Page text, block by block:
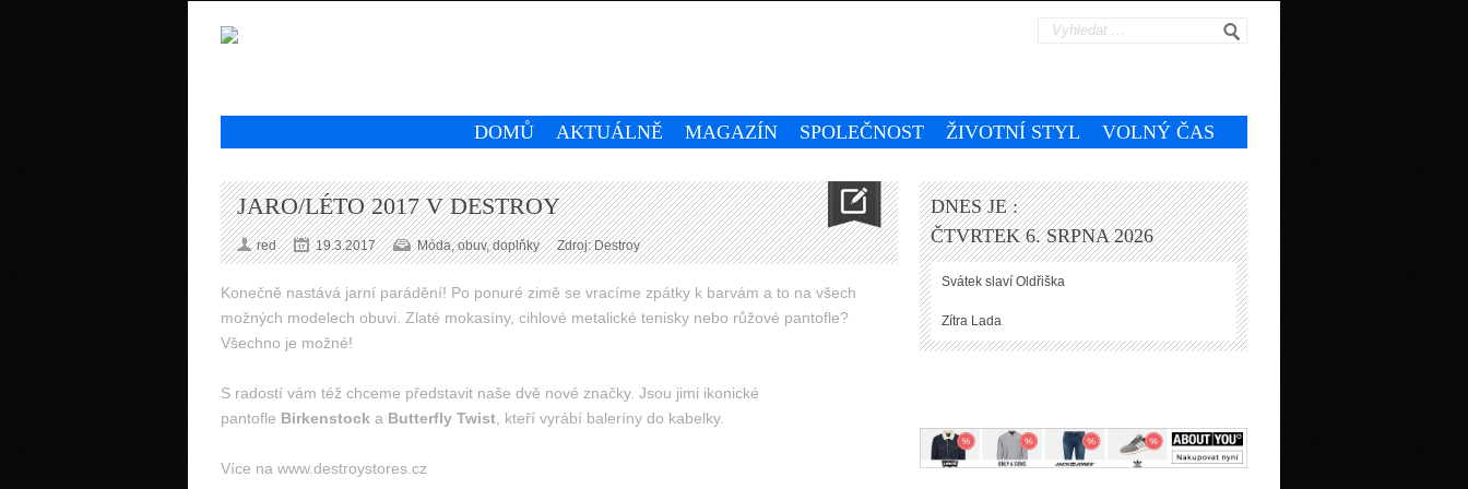
DOMŮ AKTUÁLNĚ MAGAZÍN SPOLEČNOST ŽIVOTNÍ STYL VOLNÝ ČAS
JARO/LÉTO 2017 V DESTROY
red Zdroj: Destroy
19.3.2017 Móda, obuv, doplňky
Konečně nastává jarní parádění! Po ponuré zimě se vracíme zpátky k barvám a to na všech
možných modelech obuvi. Zlaté mokasíny, cihlové metalické tenisky nebo růžové pantofle?
Všechno je možné!
S radostí vám též chceme představit naše dvě nové značky. Jsou jimi ikonické
pantofle Birkenstock a Butterfly Twist , kteří vyrábí baleríny do kabelky.
Více na www.destroystores.cz
DNES JE :
ČTVRTEK 6. SRPNA 2026
Svátek slaví Oldřiška
Zítra Lada